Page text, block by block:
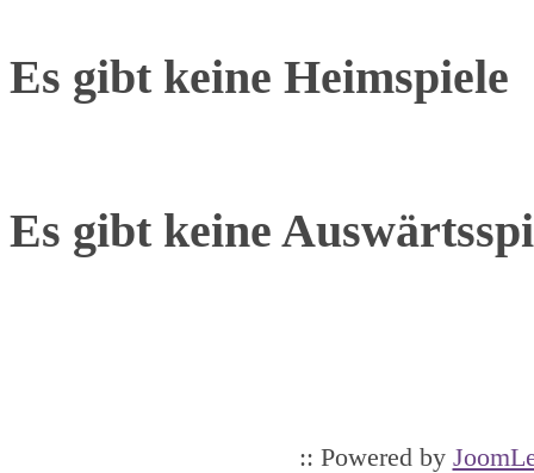
Es gibt keine Heimspiele
Es gibt keine
:: Powered by